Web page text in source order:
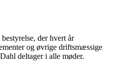
der hvert år
og øvrige driftsmæssige
deltager i alle møder.